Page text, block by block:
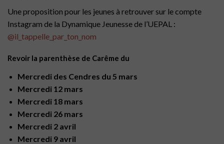
Une proposition pour les jeunes à retrouver sur le compte
Instagram de la Dynamique Jeunesse de l’UEPAL :
@il_tappelle_par_ton_nom
Revoir la parenthèse de Carême du
Mercredi des Cendres du 5 mars
Mercredi 12 mars
Mercredi 18 mars
Mercredi 26 mars
Mercredi 2 avril
Mercredi 9 avril